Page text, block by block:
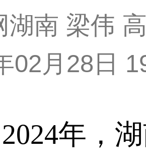
湖南 梁伟
02月28日
年，湖